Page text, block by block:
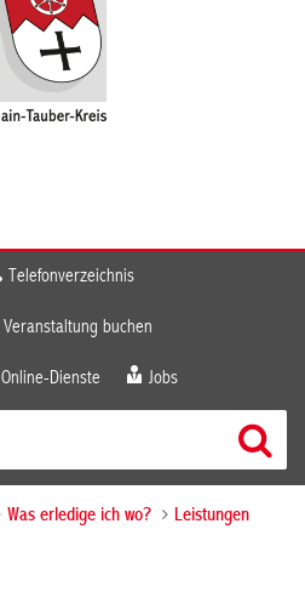
Telefonverzeichnis
Veranstaltung buchen
Online-Dienste Jobs
Was erledige ich wo? Leistungen